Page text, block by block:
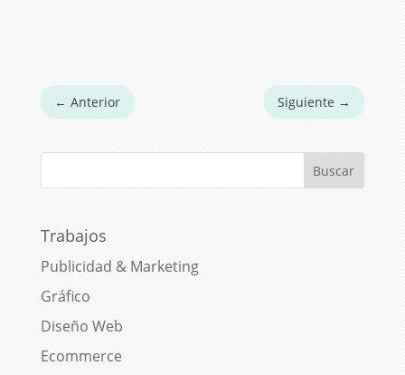
← Anterior Siguiente →
Trabajos
Publicidad & Marketing
Gráfico
Diseño Web
Ecommerce